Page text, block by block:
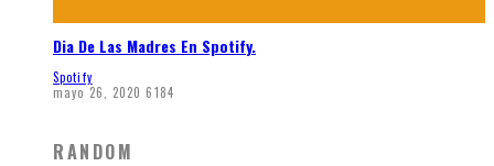
Dia De Las Madres En Spotify.
Spotify
mayo 26, 2020 6184
RANDOM